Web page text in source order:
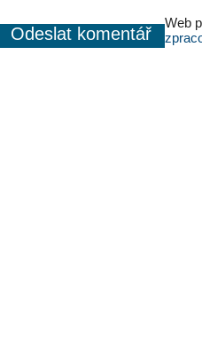
Web